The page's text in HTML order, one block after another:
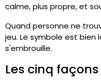
calme, plus propre, et
Quand personne ne
jeu. Le symbole est bien
s'embrouille.
Les cinq